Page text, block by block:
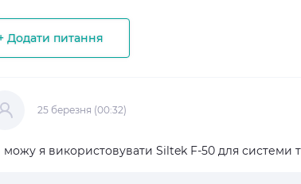
Додати питання
25 березня (00:32)
я використовувати Siltek F-50 для системи